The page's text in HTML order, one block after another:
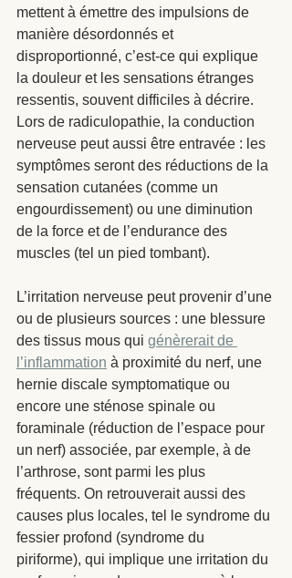
mettent à émettre des impulsions de
manière désordonnés et
disproportionné, c’est-ce qui explique
la douleur et les sensations étranges
ressentis, souvent difficiles à décrire.
Lors de radiculopathie, la conduction
nerveuse peut aussi être entravée : les
symptômes seront des réductions de la
sensation cutanées (comme un
engourdissement) ou une diminution
de la force et de l’endurance des
muscles (tel un pied tombant).
L’irritation nerveuse peut provenir d’une
ou de plusieurs sources : une blessure
des tissus mous qui génèrerait de
l’inflammation à proximité du nerf, une
hernie discale symptomatique ou
encore une sténose spinale ou
foraminale (réduction de l’espace pour
un nerf) associée, par exemple, à de
l’arthrose, sont parmi les plus
fréquents. On retrouverait aussi des
causes plus locales, tel le syndrome du
fessier profond (syndrome du
piriforme), qui implique une irritation du